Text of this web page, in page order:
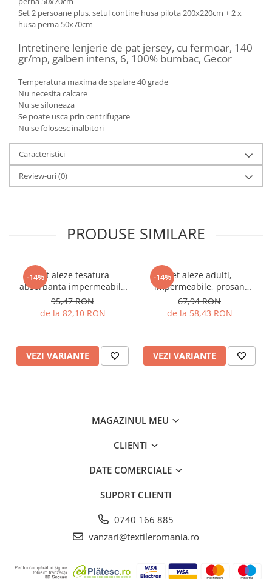
Set 2 persoane plus, setul contine husa pilota 200x220cm + 2 x
husa perna 50x70cm
Intretinere lenjerie de pat jersey, cu fermoar, 140
gr/mp, galben intens, 6, 100% bumbac, Gecor
Temperatura maxima de spalare 40 grade
Nu necesita calcare
Nu se sifoneaza
Se poate usca prin centrifugare
Nu se folosesc inalbitori
Caracteristici
Review-uri(0)
PRODUSE SIMILARE
-14%Set aleze tesatura
absorbanta impermeabila
empapador, Gecor
95,47 RON
de la 82,10 RON
VEZI VARIANTE
-14%Set aleze adulti,
impermeabile, prosan
albastru, Gecor
67,94 RON
de la 58,43 RON
VEZI VARIANTE
MAGAZINUL MEU
CLIENTI
DATE COMERCIALE
SUPORT CLIENTI
0740 166 885
vanzari@textileromania.ro